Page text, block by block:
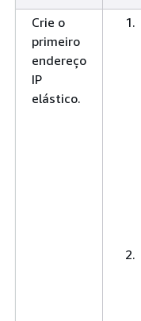
Crie o
primeiro
endereço
IP
elástico.